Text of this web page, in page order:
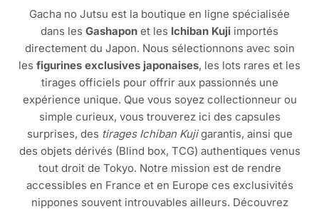
Gacha no Jutsu est la boutique en ligne spécialisée
dans les Gashapon et les Ichiban Kuji importés
directement du Japon. Nous sélectionnons avec soin
les figurines exclusives japonaises, les lots rares et les
tirages officiels pour offrir aux passionnés une
expérience unique. Que vous soyez collectionneur ou
simple curieux, vous trouverez ici des capsules
surprises, des tirages Ichiban Kujigarantis, ainsi que
des objets dérivés (Blind box, TCG) authentiques venus
tout droit de Tokyo. Notre mission est de rendre
accessibles en France et en Europe ces exclusivités
nippones souvent introuvables ailleurs. Découvrez